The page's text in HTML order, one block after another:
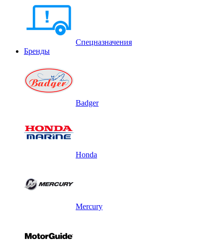
Спецназначения
Бренды
Badger
Honda
Mercury